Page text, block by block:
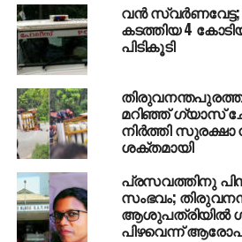
206
കോട്ടയം
197
തിരുവനന്തപുരം
199
കൊല്ലം
194
മലപ്പുറം
വന്‍ സ്വര്‍ണവേട്ട;
കടത്തിയ 4
പിടികൂടി
മറിഞ്ഞ് ഗ്യാസ്
നിര്‍ത്തി സുരക്ഷാ
ശക്തമായി
പ്രസവത്തിനു
സംഭവം;
ആശുപത്രിയില്‍
പിഴവെന്ന്